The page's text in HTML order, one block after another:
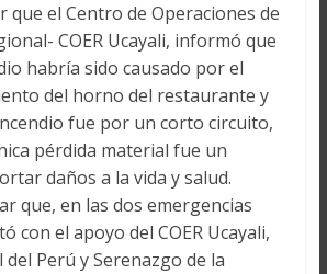
que el Centro de Operaciones de
COER Ucayali, informó que
habría sido causado por el
del horno del restaurante y
fue por un corto circuito,
pérdida material fue un
daños a la vida y salud.
que, en las dos emergencias
con el apoyo del COER Ucayali,
del Perú y Serenazgo de la